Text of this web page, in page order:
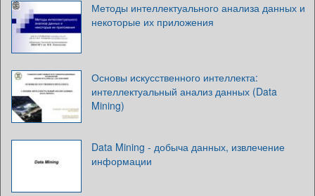
Методы интеллектуального анализа данных и
некоторые их приложения
Основы искусственного интеллекта:
интеллектуальный анализ данных (Data
Mining)
Data Mining - добыча данных, извлечение
информации